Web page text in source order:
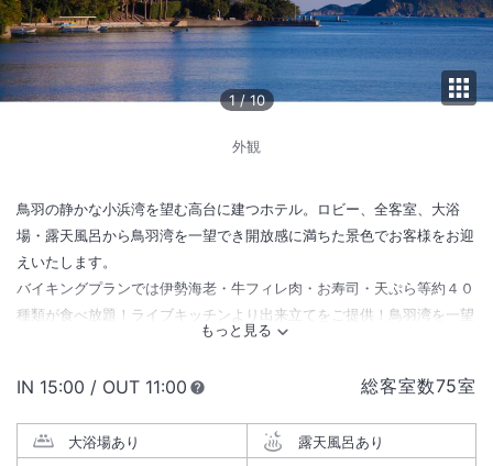
1 /10
外観
鳥羽の静かな小浜湾を望む高台に建つホテル。ロビー、全客室、大浴
場・露天風呂から鳥羽湾を一望でき開放感に満ちた景色でお客様をお迎
えいたします。
バイキングプランでは伊勢海老・牛フィレ肉・お寿司・天ぷら等約４０
種類が食べ放題！ライブキッチンより出来立てをご提供！鳥羽湾を一望
できるロケーションが自慢の温泉旅館！お子様も大歓迎！窓一面に広が
ンクコーナーがありお酒も楽しめます。
総客室数75室
IN チェックイン
15:00 / OUT チェックアウト
11:00
大浴場あり
露天風呂あり